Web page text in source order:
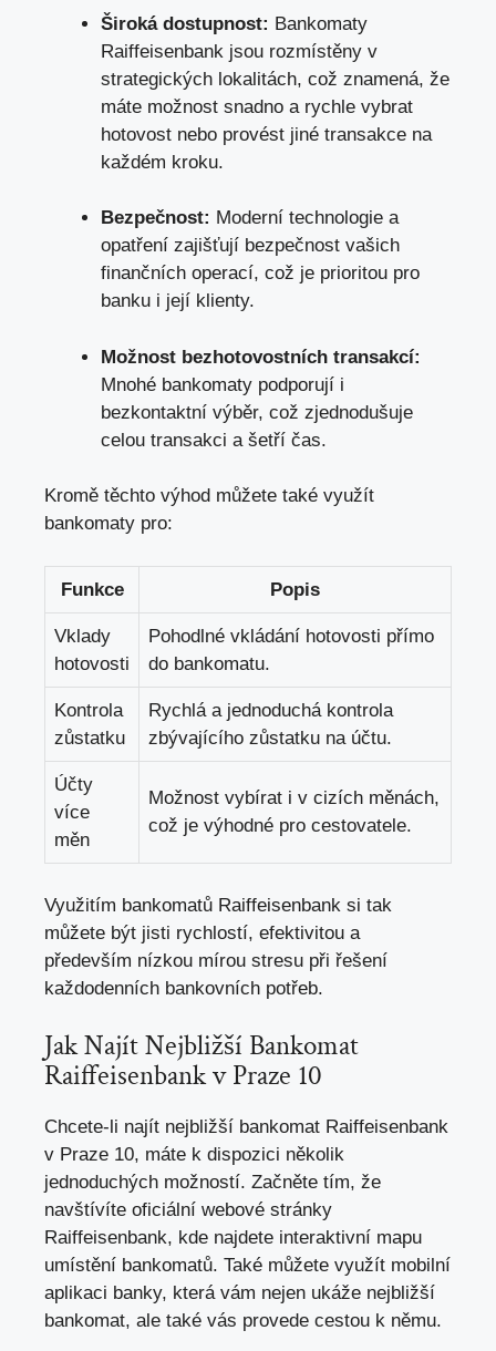
Široká dostupnost: Bankomaty
Raiffeisenbank jsou rozmístěny v
strategických lokalitách, což znamená, že
máte možnost snadno a rychle vybrat
hotovost nebo provést jiné transakce na
každém kroku.
Bezpečnost: Moderní technologie a
opatření zajišťují bezpečnost vašich
finančních operací, což je prioritou pro
banku i její klienty.
Možnost bezhotovostních transakcí:
Mnohé bankomaty podporují i
bezkontaktní výběr, což zjednodušuje
celou transakci a šetří čas.
Kromě těchto výhod můžete také využít
bankomaty pro:
Funkce Popis
Vklady
hotovosti
Pohodlné vkládání hotovosti přímo
do bankomatu.
Kontrola
zůstatku
Rychlá a jednoduchá kontrola
zbývajícího zůstatku na účtu.
Účty
více
měn
Možnost vybírat i v cizích měnách,
což je výhodné pro cestovatele.
Využitím bankomatů Raiffeisenbank si tak
můžete být jisti rychlostí, efektivitou a
především nízkou mírou stresu při řešení
každodenních bankovních potřeb.
Jak Najít Nejbližší Bankomat
Raiffeisenbank v Praze 10
Chcete-li najít nejbližší bankomat Raiffeisenbank
v Praze 10, máte k dispozici několik
jednoduchých možností. Začněte tím, že
navštívíte oficiální webové stránky
Raiffeisenbank, kde najdete interaktivní mapu
umístění bankomatů. Také můžete využít mobilní
aplikaci banky, která vám nejen ukáže nejbližší
bankomat, ale také vás provede cestou k němu.